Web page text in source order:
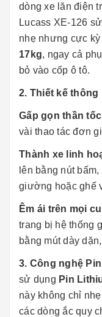
dòng xe lăn điện
Lucass XE-126
nhẹ nhưng cực
17kg, ngay cả
bỏ vào cốp ô tô.
2. Thiết kế
Gấp gọn thần
vài thao tác đơn
Thành xe linh
lên bằng nút
giường hoặc ghế
Êm ái trên mọi
trang bị hệ thống
bằng mút dày
3. Công nghệ
sử dụng Pin
này không chỉ
các dòng ắc quy